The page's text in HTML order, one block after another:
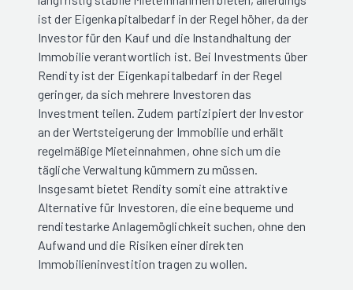
ist der Eigenkapitalbedarf in der Regel höher, da der
Investor für den Kauf und die Instandhaltung der
Immobilie verantwortlich ist. Bei Investments über
Rendity ist der Eigenkapitalbedarf in der Regel
geringer, da sich mehrere Investoren das
Investment teilen. Zudem partizipiert der Investor
an der Wertsteigerung der Immobilie und erhält
regelmäßige Mieteinnahmen, ohne sich um die
tägliche Verwaltung kümmern zu müssen.
Insgesamt bietet Rendity somit eine attraktive
Alternative für Investoren, die eine bequeme und
renditestarke Anlagemöglichkeit suchen, ohne den
Aufwand und die Risiken einer direkten
Immobilieninvestition tragen zu wollen.